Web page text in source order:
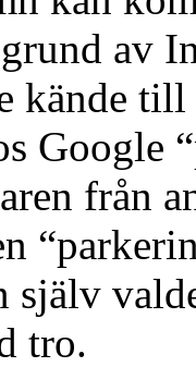
av
kände
Google
från
själv
tro.